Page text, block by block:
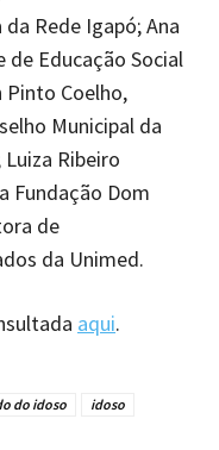
Rede Igapó; Ana
de Educação Social
Pinto Coelho,
Municipal da
Ribeiro
Fundação Dom
de
da Unimed.
aqui.
do idoso
idoso